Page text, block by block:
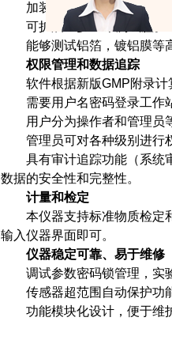
加装适配附件，可测瓶、袋
可扩展至多12个测试腔。
能够测试铝箔，镀铝膜等高
权限管理和数据追踪
软件根据新版GMP附录计
需要用户名密码登录工作
用户分为操作者和管理员等
管理员可对各种级别进行权
具有审计追踪功能（系统审
数据的安全性和完整性。
计量和检定
本仪器支持标准物质检定和
输入仪器界面即可。
仪器稳定可靠、易于维修
调试参数密码锁管理，实
传感器超范围自动保护功
功能模块化设计，便于维